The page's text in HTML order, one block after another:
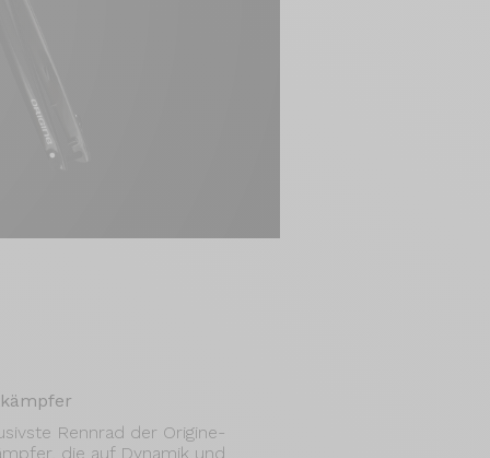
Rennrad der Origine-
die auf Dynamik und